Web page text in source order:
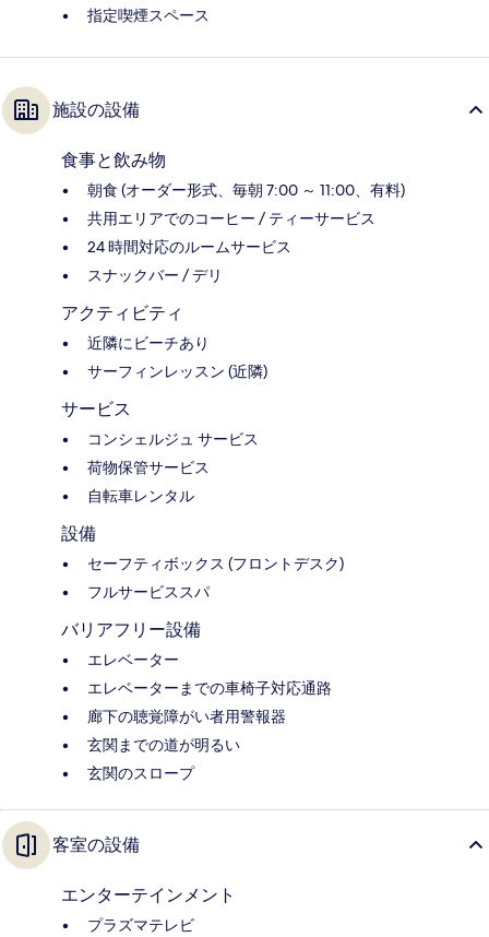
指定喫煙スペース
施設の設備
食事と飲み物
朝食 (オーダー形式、毎朝 7:00 ～ 11:00、有料)
共用エリアでのコーヒー / ティーサービス
24 時間対応のルームサービス
スナックバー / デリ
アクティビティ
近隣にビーチあり
サーフィンレッスン (近隣)
サービス
コンシェルジュ サービス
荷物保管サービス
自転車レンタル
設備
セーフティボックス (フロントデスク)
フルサービススパ
バリアフリー設備
エレベーター
エレベーターまでの車椅子対応通路
廊下の聴覚障がい者用警報器
玄関までの道が明るい
玄関のスロープ
客室の設備
エンターテインメント
プラズマテレビ